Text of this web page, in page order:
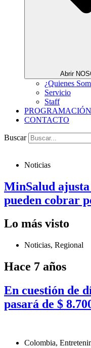
Abrir
¿Quienes
Servicio
Staff
PROGRAMACIÓN
CONTACTO
Buscar
Noticias
MinSalud
pueden cobrar
Lo más visto
Noticias, Regional
Hace 7 años
En cuestión de
pasará de $
Colombia,